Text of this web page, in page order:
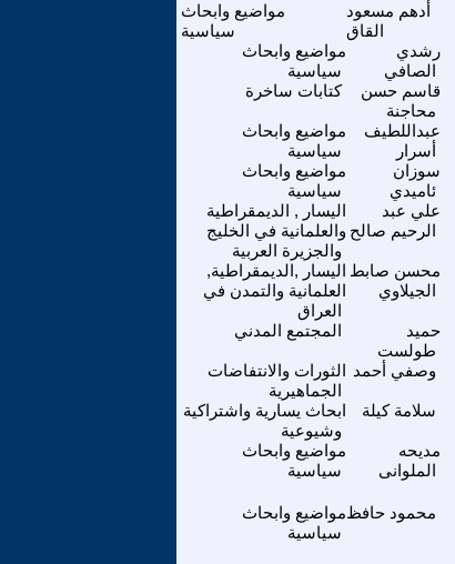
مواضيع وابحاث
سياسية
أدهم مسعود
القاق
مواضيع وابحاث
سياسية
رشدي
الصافي
كتابات ساخرة
قاسم حسن
محاجنة
مواضيع وابحاث
سياسية
عبداللطيف
أسرار
مواضيع وابحاث
سياسية
سوزان
ئاميدي
اليسار , الديمقراطية
والعلمانية في الخليج
والجزيرة العربية
علي عبد
الرحيم صالح
اليسار ,الديمقراطية,
العلمانية والتمدن في
العراق
محسن صابط
الجيلاوي
المجتمع المدني
حميد
طولست
الثورات والانتفاضات
الجماهيرية
وصفي أحمد
ابحاث يسارية واشتراكية
وشيوعية
سلامة كيلة
مواضيع وابحاث
سياسية
مديحه
الملوانى
مواضيع وابحاث
سياسية
محمود حافظ